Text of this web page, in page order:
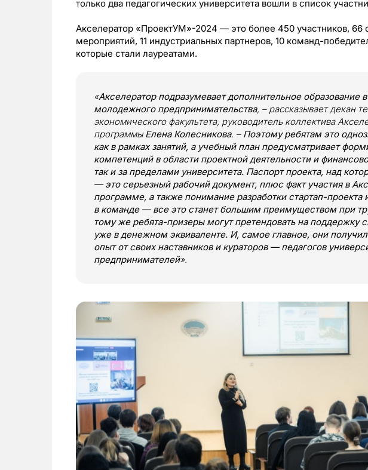
только два педагогических университета вошли в список
Акселератор «ПроектУМ»-2024 — это более 450 участников, 66
мероприятий, 11 индустриальных партнеров, 10 команд-
которые стали лауреатами.
«Акселератор подразумевает дополнительное образование
молодежного предпринимательства, – рассказывает декан
экономического факультета, руководитель коллектива
программыЕлена Колесникова. – Поэтому ребятам это
как в рамках занятий, а учебный план предусматривает
компетенций в области проектной деятельности и
так и за пределами университета. Паспорт проекта, над
— это серьезный рабочий документ, плюс факт участия в
программе, а также понимание разработки стартап-проекта
в команде — все это станет большим преимуществом при
тому же ребята-призеры могут претендовать на поддержку
уже в денежном эквиваленте. И, самое главное, они
опыт от своих наставников и кураторов — педагогов
предпринимателей».